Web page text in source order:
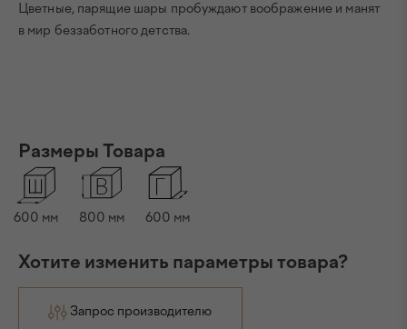
Цветные, парящие шары пробуждают воображение и манят
в мир беззаботного детства.
Размеры Товара
600 мм 800 мм 600 мм
Хотите изменить параметры товара?
Запрос производителю